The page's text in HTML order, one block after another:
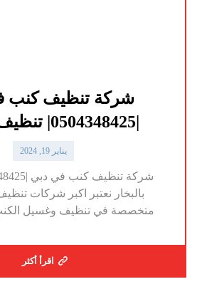
شركة تنظيف كنب
|0504348425| تنظيف بالبخار
يناير 19, 2024
بالبخار نعتبر اكبر شركات
متخصصة في تنظيف وغسيل
اقرأ أكثر